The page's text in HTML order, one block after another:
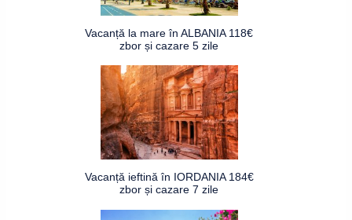
Vacanță la mare în ALBANIA 118€
zbor și cazare 5 zile
Vacanță ieftină în IORDANIA 184€
zbor și cazare 7 zile